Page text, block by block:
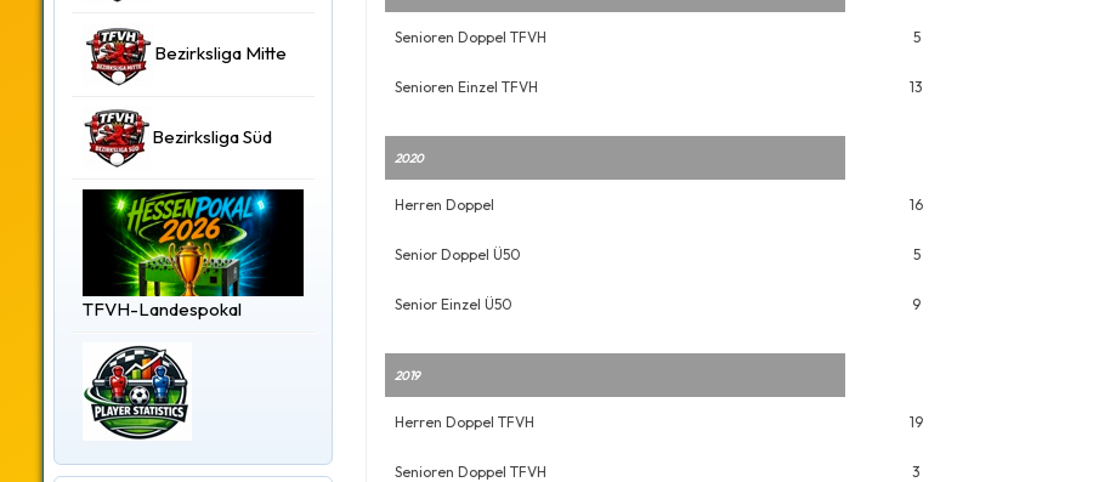
Bezirksliga Mitte
Bezirksliga Süd
TFVH-Landespokal
Senioren Doppel TFVH 5
Senioren Einzel TFVH 13
2020
Herren Doppel 16
Senior Doppel Ü50 5
Senior Einzel Ü50 9
2019
Herren Doppel TFVH 19
Senioren Doppel TFVH 3